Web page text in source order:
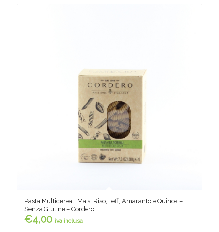
Pasta Multicereali Mais, Riso, Teff, Amaranto e Quinoa –
Senza Glutine – Cordero
€4,00 iva inclusa